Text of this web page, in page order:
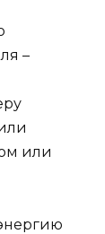
–
или